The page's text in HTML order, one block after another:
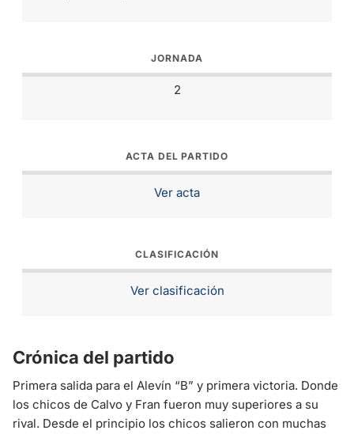
JORNADA
2
ACTA DEL PARTIDO
Ver acta
CLASIFICACIÓN
Ver clasificación
Crónica del partido
Primera salida para el Alevín “B” y primera victoria. Donde
los chicos de Calvo y Fran fueron muy superiores a su
rival. Desde el principio los chicos salieron con muchas